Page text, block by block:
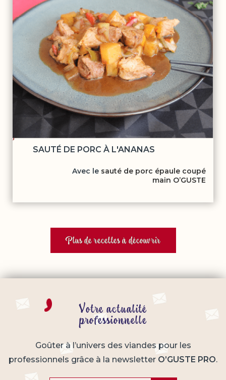
SAUTÉ DE PORC À L'ANANAS
Avec le sauté de porc épaule coupé
main O’GUSTE
Plus de recettes à découvrir
Votre actualité
professionnelle
Goûter à l’univers des viandes pour les
professionnels grâce à la newsletter O’GUSTE PRO.